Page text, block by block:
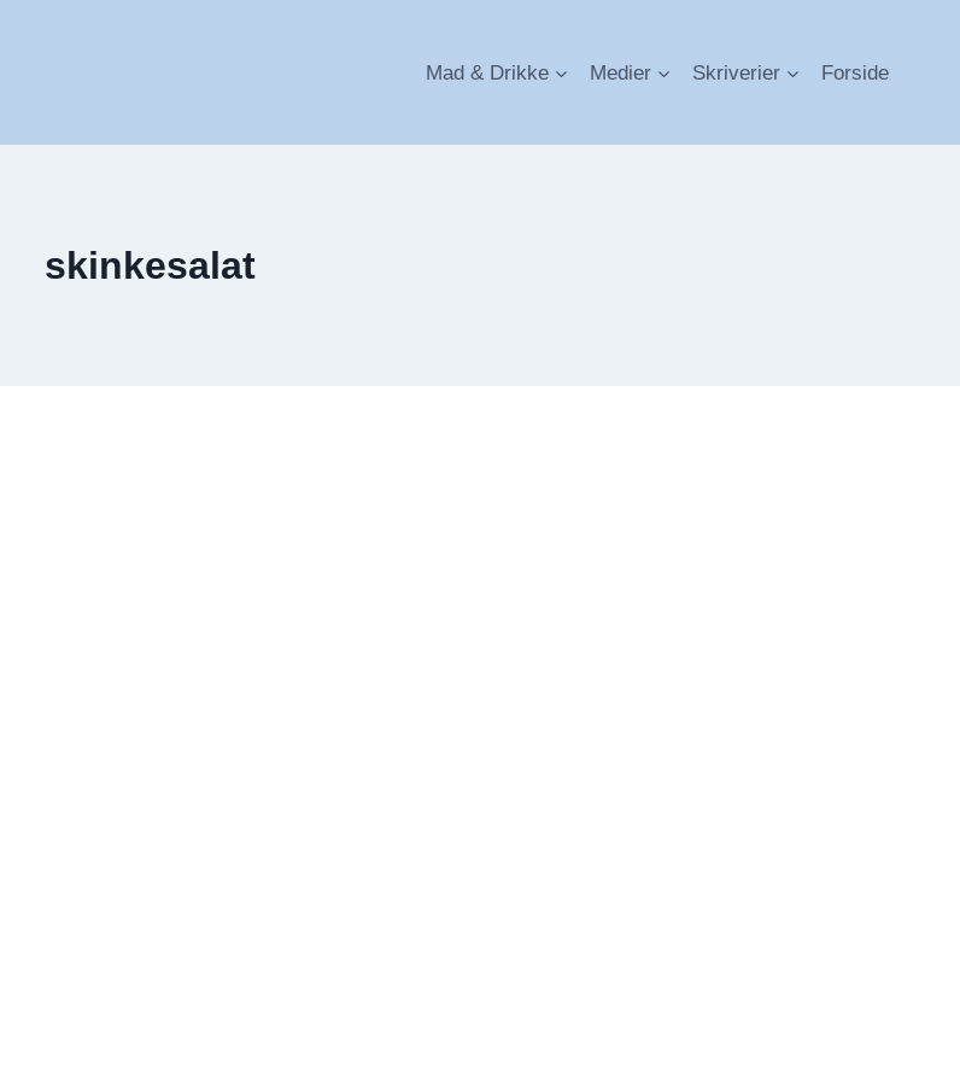
Mad & Drikke Medier Skriverier Forside
skinkesalat